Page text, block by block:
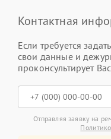
Контактная
Если требуется
свои данные и
проконсультирует
Отправляя заявку на